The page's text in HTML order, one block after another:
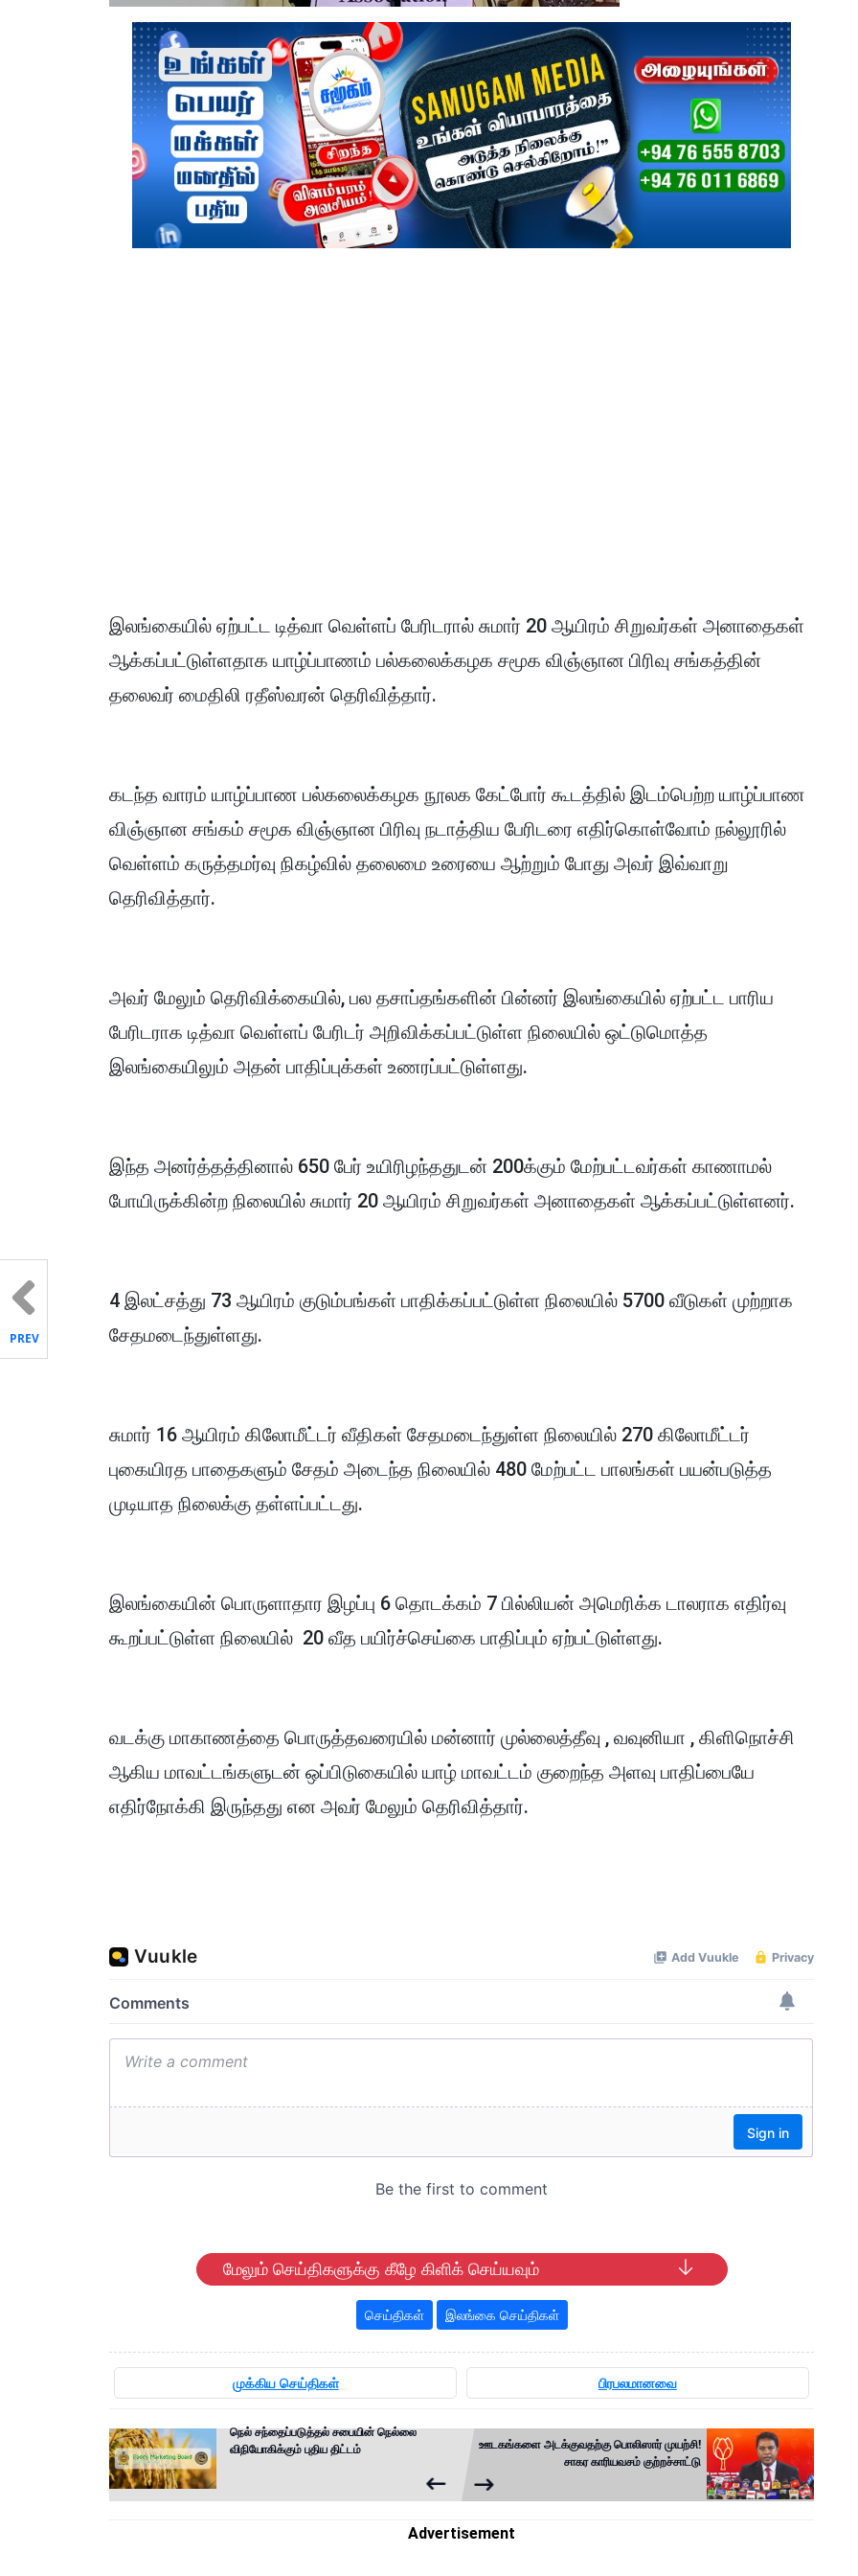
இலங்கையில் ஏற்பட்ட டித்வா வெள்ளப் பேரிடரால் சுமார் 20 ஆயிரம் சிறுவர்கள் அனாதைகள்
ஆக்கப்பட்டுள்ளதாக யாழ்ப்பாணம் பல்கலைக்கழக சமூக விஞ்ஞான பிரிவு சங்கத்தின்
தலைவர் மைதிலி ரதீஸ்வரன் தெரிவித்தார்.
கடந்த வாரம் யாழ்ப்பாண பல்கலைக்கழக நூலக கேட்போர் கூடத்தில் இடம்பெற்ற யாழ்ப்பாண
விஞ்ஞான சங்கம் சமூக விஞ்ஞான பிரிவு நடாத்திய பேரிடரை எதிர்கொள்வோம் நல்லூரில்
வெள்ளம் கருத்தமர்வு நிகழ்வில் தலைமை உரையை ஆற்றும் போது அவர் இவ்வாறு
தெரிவித்தார்.
அவர் மேலும் தெரிவிக்கையில், பல தசாப்தங்களின் பின்னர் இலங்கையில் ஏற்பட்ட பாரிய
பேரிடராக டித்வா வெள்ளப் பேரிடர் அறிவிக்கப்பட்டுள்ள நிலையில் ஒட்டுமொத்த
இலங்கையிலும் அதன் பாதிப்புக்கள் உணரப்பட்டுள்ளது.
இந்த அனர்த்தத்தினால் 650 பேர் உயிரிழந்ததுடன் 200க்கும் மேற்பட்டவர்கள் காணாமல்
போயிருக்கின்ற நிலையில் சுமார் 20 ஆயிரம் சிறுவர்கள் அனாதைகள் ஆக்கப்பட்டுள்ளனர்.
4 இலட்சத்து 73 ஆயிரம் குடும்பங்கள் பாதிக்கப்பட்டுள்ள நிலையில் 5700 வீடுகள் முற்றாக
சேதமடைந்துள்ளது.
சுமார் 16 ஆயிரம் கிலோமீட்டர் வீதிகள் சேதமடைந்துள்ள நிலையில் 270 கிலோமீட்டர்
புகையிரத பாதைகளும் சேதம் அடைந்த நிலையில் 480 மேற்பட்ட பாலங்கள் பயன்படுத்த
முடியாத நிலைக்கு தள்ளப்பட்டது.
இலங்கையின் பொருளாதார இழப்பு 6 தொடக்கம் 7 பில்லியன் அமெரிக்க டாலராக எதிர்வு
கூறப்பட்டுள்ள நிலையில் 20 வீத பயிர்ச்செய்கை பாதிப்பும் ஏற்பட்டுள்ளது.
வடக்கு மாகாணத்தை பொருத்தவரையில் மன்னார் முல்லைத்தீவு , வவுனியா , கிளிநொச்சி
ஆகிய மாவட்டங்களுடன் ஒப்பிடுகையில் யாழ் மாவட்டம் குறைந்த அளவு பாதிப்பையே
எதிர்நோக்கி இருந்தது என அவர் மேலும் தெரிவித்தார்.
மேலும் செய்திகளுக்கு கீழே கிளிக் செய்யவும்
செய்திகள் இலங்கை செய்திகள்
முக்கிய செய்திகள் பிரபலமானவை
நெல் சந்தைப்படுத்தல் சபையின் நெல்லை
விநியோகிக்கும் புதிய திட்டம்
ஊடகங்களை அடக்குவதற்கு பொலிஸார் முயற்சி!
சாகர காரியவசம் குற்றச்சாட்டு
PREV
Advertisement